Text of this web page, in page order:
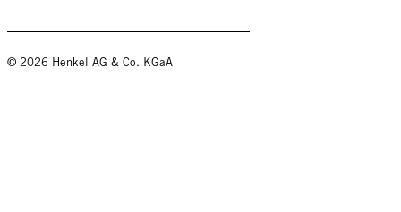
© 2026 Henkel AG & Co. KGaA